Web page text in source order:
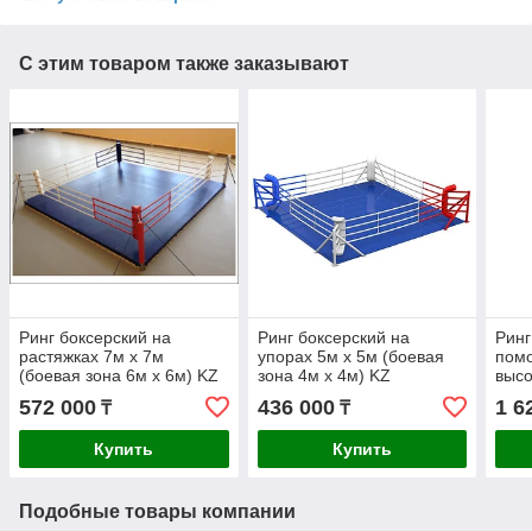
С этим товаром также заказывают
Ринг боксерский на
растяжках 7м х 7м
(боевая зона 6м х 6м) KZ
572 000 ₸
Купить
Ринг боксерский на
упорах 5м х 5м (боевая
зона 4м х 4м) KZ
436 000₸
Купить
1
Подобные товары компании